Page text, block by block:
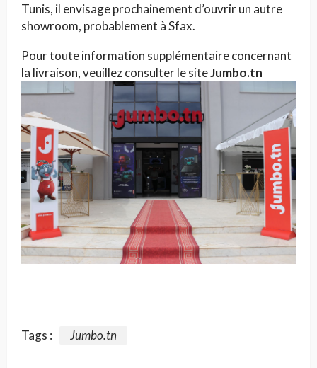
Tunis, il envisage prochainement d’ouvrir un autre
showroom, probablement à Sfax.
Pour toute information supplémentaire concernant
la livraison, veuillez consulter le siteJumbo.tn
Tags : Jumbo.tn